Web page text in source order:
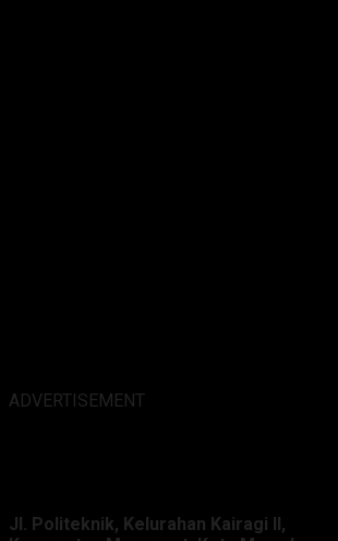
ADVERTISEMENT
Jl. Politeknik, Kelurahan Kairagi II,